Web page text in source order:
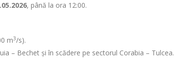
, până la ora 12:00.
m3/s).
– Bechet și în scădere pe sectorul Corabia – Tulcea.